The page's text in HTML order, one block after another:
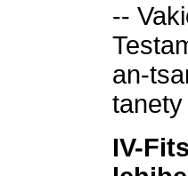
--
an-
IV-